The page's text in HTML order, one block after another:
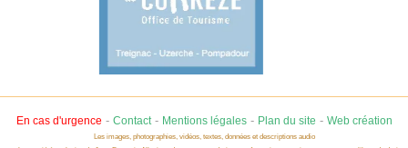
En cas d'urgence - Contact- Mentions légales- Plan du site - Web création
Les images, photographies, vidéos, textes, données et descriptions audio